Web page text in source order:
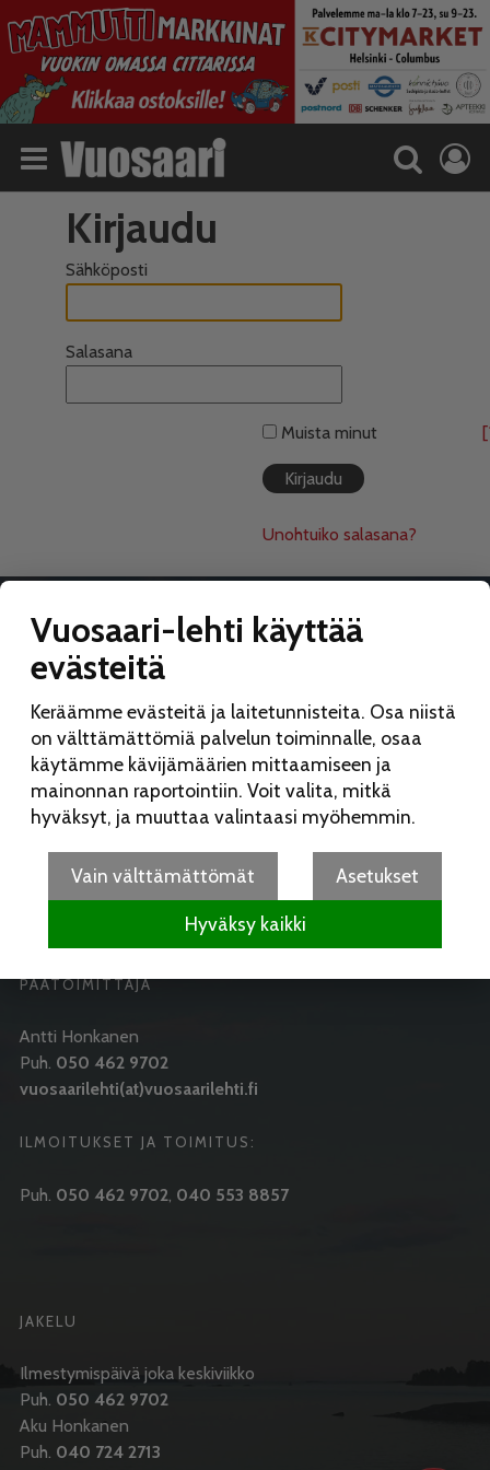
Kirjaudu
Sähköposti
Salasana
Muista minut
Unohtuiko salasana?
VUOSAARI-LEHTI
Toimitus:
Vuosaari-lehti
Merikorttikuja 6 E
00960 Helsinki
Puh:
050 462 9702
vuosaarilehti(at)vuosaarilehti.fi
PÄÄTOIMITTAJA
Antti Honkanen
Puh. 050 462 9702
vuosaarilehti(at)vuosaarilehti.fi
ILMOITUKSET JA TOIMITUS:
Puh. 050 462 9702, 040 553 8857
JAKELU
Ilmestymispäivä joka keskiviikko
Puh. 050 462 9702
Aku Honkanen
Puh. 040 724 2713
Vuosaari-lehti käyttää
evästeitä
Keräämme evästeitä ja laitetunnisteita. Osa niistä
on välttämättömiä palvelun toiminnalle, osaa
käytämme kävijämäärien mittaamiseen ja
mainonnan raportointiin. Voit valita, mitkä
hyväksyt, ja muuttaa valintaasi myöhemmin.
Vain välttämättömät Asetukset
Hyväksy kaikki